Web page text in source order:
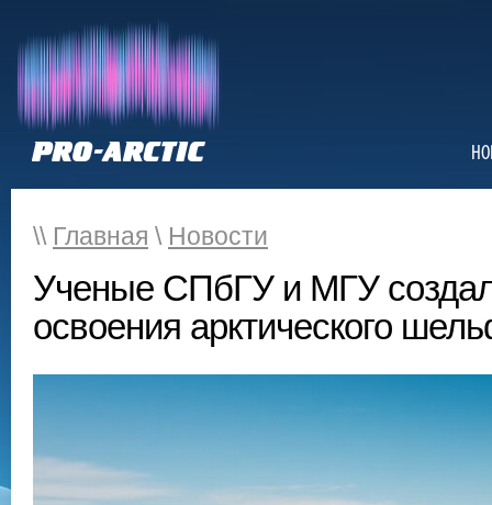
\\ Главная \ Новости
Ученые СПбГУ и МГУ
освоения арктического